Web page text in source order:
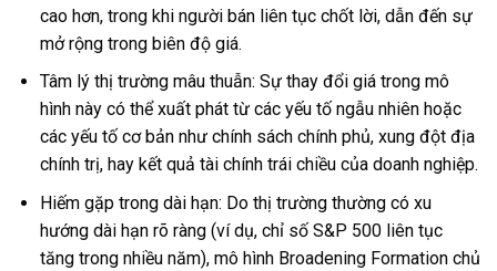
cao hơn, trong khi người bán liên tục chốt lời, dẫn đến sự
mở rộng trong biên độ giá.
Tâm lý thị trường mâu thuẫn: Sự thay đổi giá trong mô
hình này có thể xuất phát từ các yếu tố ngẫu nhiên hoặc
các yếu tố cơ bản như chính sách chính phủ, xung đột địa
chính trị, hay kết quả tài chính trái chiều của doanh nghiệp.
Hiếm gặp trong dài hạn: Do thị trường thường có xu
hướng dài hạn rõ ràng (ví dụ, chỉ số S&P 500 liên tục
tăng trong nhiều năm), mô hình Broadening Formation chủ